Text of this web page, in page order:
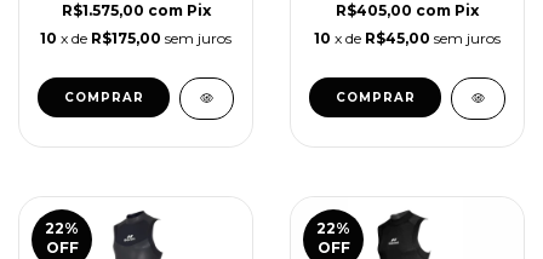
R$1.575,00 com Pix
10 x de R$175,00 sem juros
COMPRAR
R$405,00 com Pix
10 x de R$45,00 sem juros
COMPRAR
22%
OFF
22%
OFF